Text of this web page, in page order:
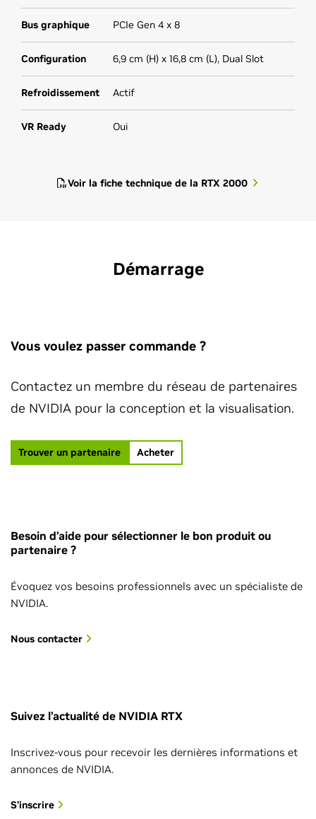
Bus graphique PCIe Gen 4 x 8
Configuration 6,9 cm (H) x 16,8 cm (L), Dual Slot
Refroidissement Actif
VR Ready Oui
Voir la fiche technique de la RTX 2000
Démarrage
Vous voulez passer commande ?
Contactez un membre du réseau de partenaires
de NVIDIA pour la conception et la visualisation.
Trouver un partenaire Acheter
Besoin d’aide pour sélectionner le bon produit ou
partenaire ?
Évoquez vos besoins professionnels avec un spécialiste de
NVIDIA.
Nous contacter
Suivez l’actualité de NVIDIA RTX
Inscrivez-vous pour recevoir les dernières informations et
annonces de NVIDIA.
S’inscrire